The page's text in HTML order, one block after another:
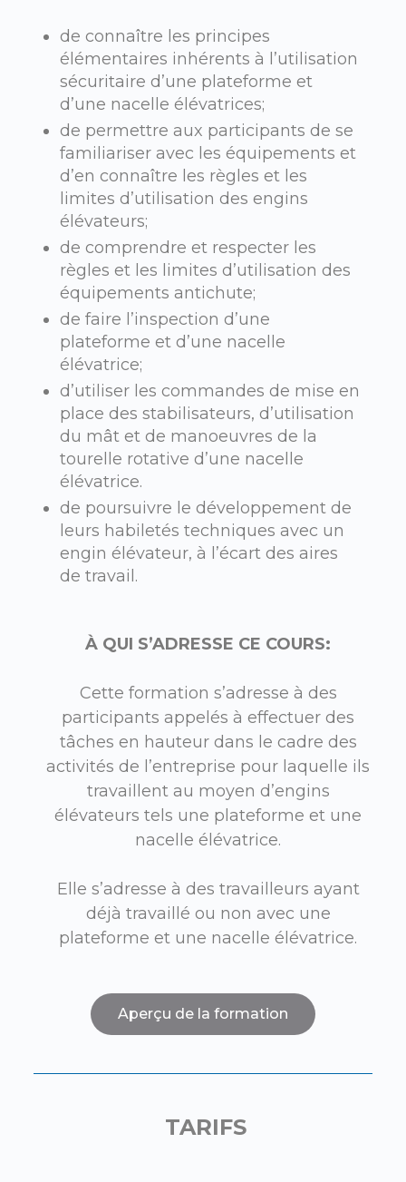
de connaître les principes
élémentaires inhérents à l’utilisation
sécuritaire d’une plateforme et
d’une nacelle élévatrices;
de permettre aux participants de se
familiariser avec les équipements et
d’en connaître les règles et les
limites d’utilisation des engins
élévateurs;
de comprendre et respecter les
règles et les limites d’utilisation des
équipements antichute;
de faire l’inspection d’une
plateforme et d’une nacelle
élévatrice;
d’utiliser les commandes de mise en
place des stabilisateurs, d’utilisation
du mât et de manoeuvres de la
tourelle rotative d’une nacelle
élévatrice.
de poursuivre le développement de
leurs habiletés techniques avec un
engin élévateur, à l’écart des aires
de travail.
À QUI S’ADRESSE CE COURS:
Cette formation s’adresse à des
participants appelés à effectuer des
tâches en hauteur dans le cadre des
activités de l’entreprise pour laquelle ils
travaillent au moyen d’engins
élévateurs tels une plateforme et une
nacelle élévatrice.
Elle s’adresse à des travailleurs ayant
déjà travaillé ou non avec une
plateforme et une nacelle élévatrice.
Aperçu de la formation
TARIFS